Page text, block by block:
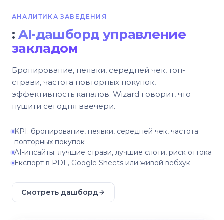
АНАЛИТИКА ЗАВЕДЕНИЯ
: AI-дашборд управление
закладом
Бронирование, неявки, середней чек, топ-
страви, частота повторных покупок,
эффективность каналов. Wizard говорит, что
пушити сегодня ввечери.
KPI: бронирование, неявки, середней чек, частота
повторных покупок
AI-инсайты: лучшие страви, лучшие слоти, риск оттока
Експорт в PDF, Google Sheets или живой вебхук
Смотреть дашборд